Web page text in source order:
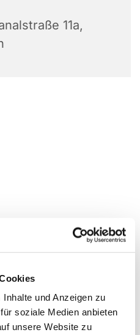
und Anzeigen zu
soziale Medien anbieten
unsere Website zu
11a,